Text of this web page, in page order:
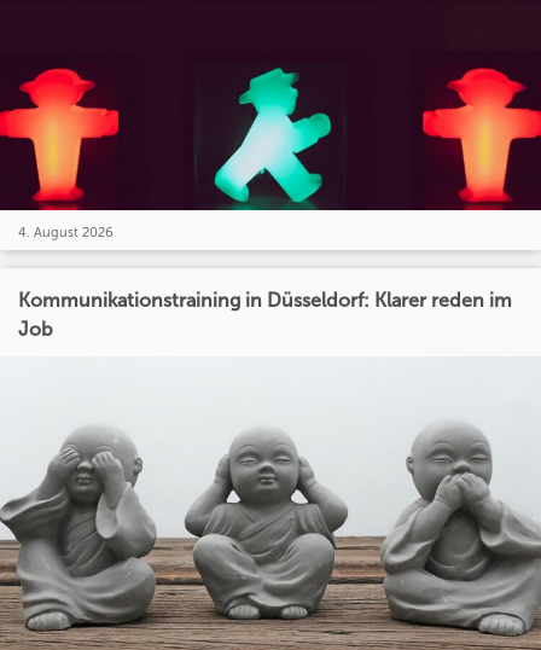
4. August 2026
Kommunikationstraining in Düsseldorf: Klarer reden im
Job